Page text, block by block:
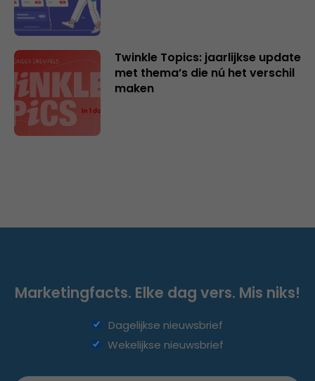
Twinkle Topics: jaarlijkse update
met thema’s die nú het verschil
maken
Marketingfacts. Elke dag vers. Mis niks!
Dagelijkse nieuwsbrief
Wekelijkse nieuwsbrief